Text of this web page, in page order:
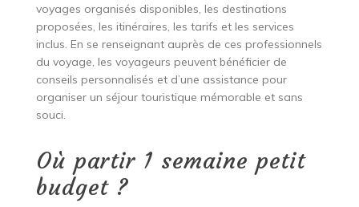
voyages organisés disponibles, les destinations
proposées, les itinéraires, les tarifs et les services
inclus. En se renseignant auprès de ces professionnels
du voyage, les voyageurs peuvent bénéficier de
conseils personnalisés et d’une assistance pour
organiser un séjour touristique mémorable et sans
souci.
Où partir 1 semaine petit
budget ?